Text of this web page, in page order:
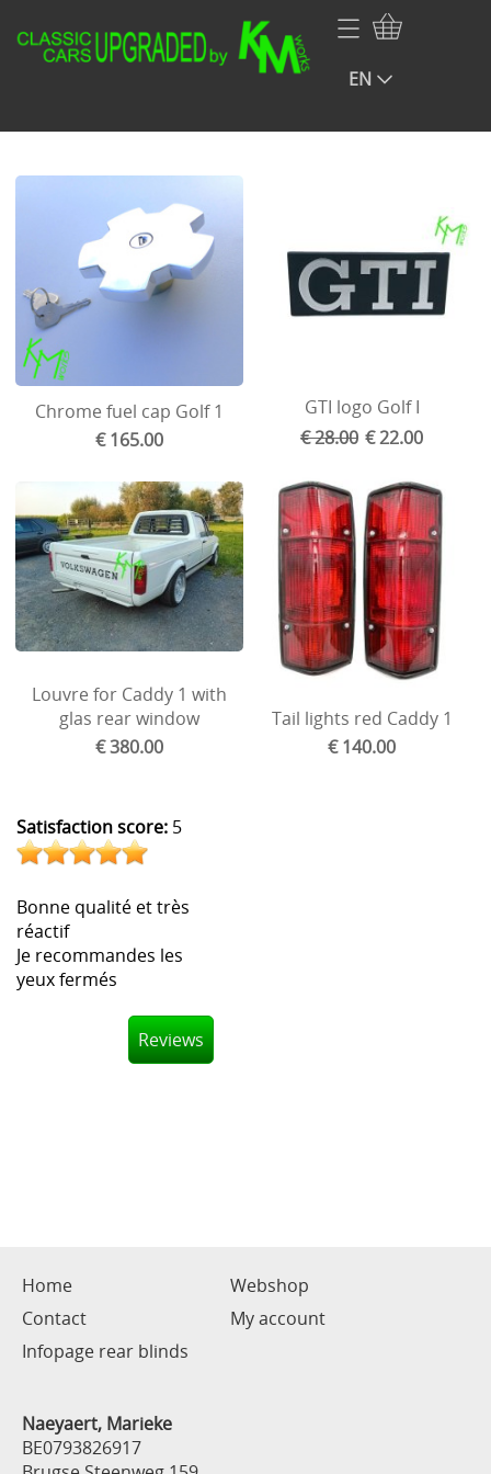
Home
Volkswagen
NOS VW Porsche Audi Parts
Porsche
Renault
BMW
Volvo
Ford
Wartburg
Rims and spacers
Goodies and gifts
Manual/spare partsrear blinds
Mini
Contact
Infopage rear blinds
EN
Chrome fuel cap Golf 1
€ 165.00
GTI logo Golf I
€ 28.00 € 22.00
Louvre for Caddy 1 with
glas rear window
€ 380.00
Tail lights red Caddy 1
€ 140.00
Satisfaction score: 5
Bonne qualité et très
réactif
Je recommandes les
yeux fermés
Reviews
Home
Webshop
Contact
My account
Infopage rear blinds
Naeyaert, Marieke
BE0793826917